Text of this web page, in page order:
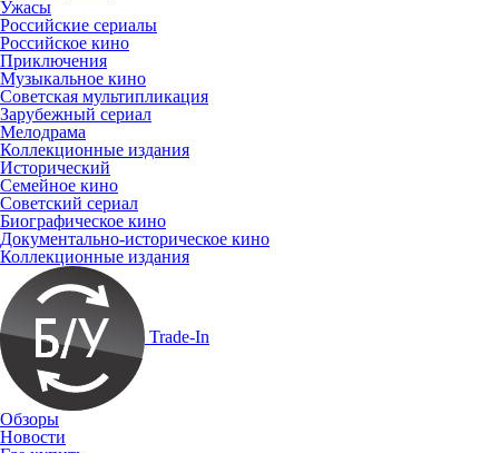
Ужасы
Российские сериалы
Российское кино
Приключения
Музыкальное кино
Советская мультипликация
Зарубежный сериал
Мелодрама
Коллекционные издания
Исторический
Семейное кино
Советский сериал
Биографическое кино
Документально-историческое кино
Коллекционные издания
Trade-In
Обзоры
Новости